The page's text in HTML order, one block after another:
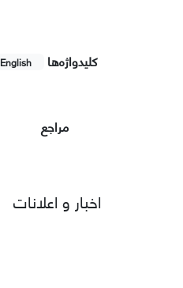
کلیدواژه‌ها English
مراجع
اخبار و اعلانات